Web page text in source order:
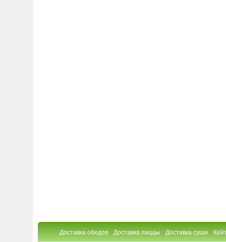
Доставка обедов| Доставка пиццы Доставка суши